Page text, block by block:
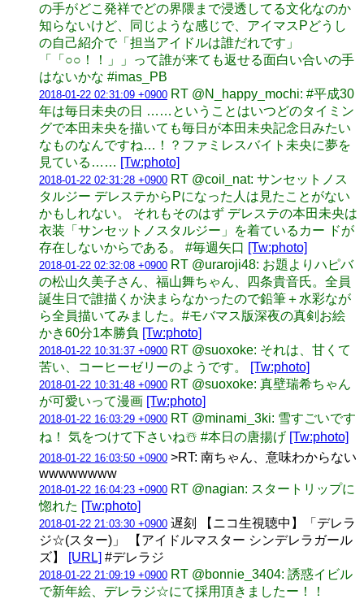
の手がどこ発祥でどの界隈まで浸透してる文化なのか
知らないけど、同じような感じで、アイマスPどうし
の自己紹介で「担当アイドルは誰だれです」
「「○○！！」」って誰が来ても返せる面白い合いの手
はないかな #imas_PB
2018-01-22 02:31:09 +0900 RT @N_happy_mochi: #平成30
年は毎日未央の日 ……ということはいつどのタイミン
グで本田未央を描いても毎日が本田未央記念日みたい
なものなんですね…！？ファミレスバイト未央に夢を
見ている…… [Tw:photo]
2018-01-22 02:31:28 +0900 RT @coil_nat: サンセットノス
タルジー デレステからPになった人は見たことがない
かもしれない。 それもそのはず デレステの本田未央は
衣装「サンセットノスタルジー」を着ているカー ドが
存在しないからである。 #毎週矢口 [Tw:photo]
2018-01-22 02:32:08 +0900 RT @uraroji48: お題よりハピバ
の松山久美子さん、福山舞ちゃん、四条貴音氏。全員
誕生日で誰描くか決まらなかったので鉛筆＋水彩なが
ら全員描いてみました。#モバマス版深夜の真剣お絵
かき60分1本勝負 [Tw:photo]
2018-01-22 10:31:37 +0900 RT @suoxoke: それは、甘くて
苦い、コーヒーゼリーのようです。
[Tw:photo]
2018-01-22 10:31:48 +0900 RT @suoxoke: 真壁瑞希ちゃん
が可愛いって漫画 [Tw:photo]
2018-01-22 16:03:29 +0900 RT @minami_3ki: 雪すごいです
ね！ 気をつけて下さいね☃️ #本日の唐揚げ [Tw:photo]
2018-01-22 16:03:50 +0900 >RT: 南ちゃん、意味わからない
wwwwwwww
2018-01-22 16:04:23 +0900 RT @nagian: スタートリップに
惚れた [Tw:photo]
2018-01-22 21:03:30 +0900 遅刻 【ニコ生視聴中】「デレラ
ジ☆(スター)」 【アイドルマスター シンデレラガール
ズ】
[URL] #デレラジ
2018-01-22 21:09:19 +0900 RT @bonnie_3404: 誘惑イビル
で新年絵、デレラジ☆にて採用頂きましたー！！